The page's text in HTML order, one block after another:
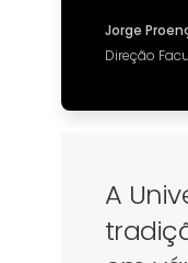
Jorge
Direção
A